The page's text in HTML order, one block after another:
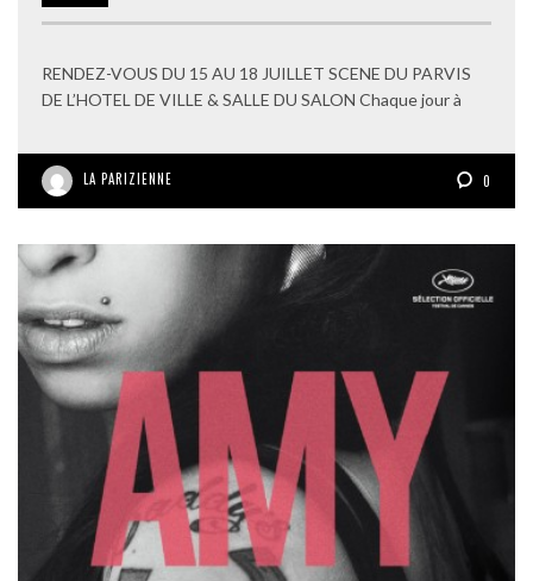
RENDEZ-VOUS DU 15 AU 18 JUILLET SCENE DU PARVIS
DE L’HOTEL DE VILLE & SALLE DU SALON Chaque jour à
LA PARIZIENNE 0